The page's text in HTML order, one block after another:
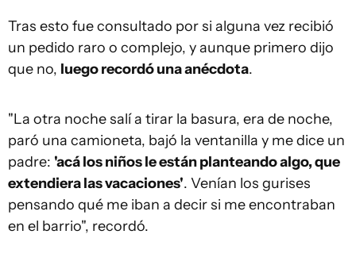
Tras esto fue consultado por si alguna vez recibió
un pedido raro o complejo, y aunque primero dijo
que no, luego recordó una anécdota.
"La otra noche salí a tirar la basura, era de noche,
paró una camioneta, bajó la ventanilla y me dice un
padre: 'acá los niños le están planteando algo, que
extendiera las vacaciones'. Venían los gurises
pensando qué me iban a decir si me encontraban
en el barrio", recordó.